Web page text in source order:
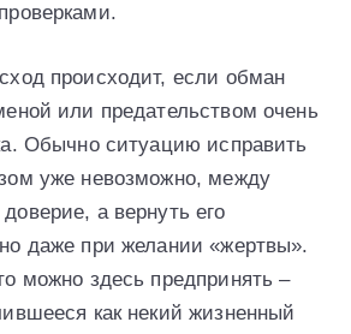
происходит, если обман
или предательством очень
Обычно ситуацию исправить
уже невозможно, между
а вернуть его
даже при желании «жертвы».
можно здесь предпринять –
как некий жизненный